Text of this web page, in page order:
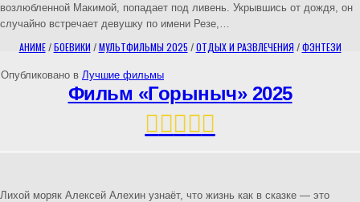
возлюбленной Макимой, попадает под ливень. Укрывшись от дождя, он
случайно встречает девушку по имени Резе,…
АНИМЕ/БОЕВИКИ /МУЛЬТФИЛЬМЫ 2025 /ОТДЫХ И РАЗВЛЕЧЕНИЯ /ФЭНТЕЗИ
Опубликовано в Лучшие фильмы
Фильм «Горыныч» 2025
Лихой моряк Алексей Алехин узнаёт, что жизнь как в сказке — это